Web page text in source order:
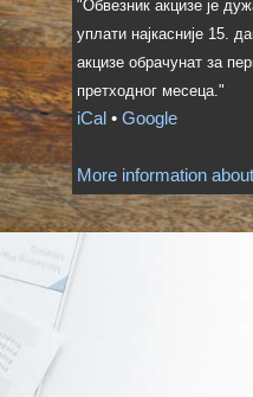
"Обвезник акцизе је
уплати најкасније 15.
акцизе обрачунат за
претходног месеца."
iCal • Google
More information about